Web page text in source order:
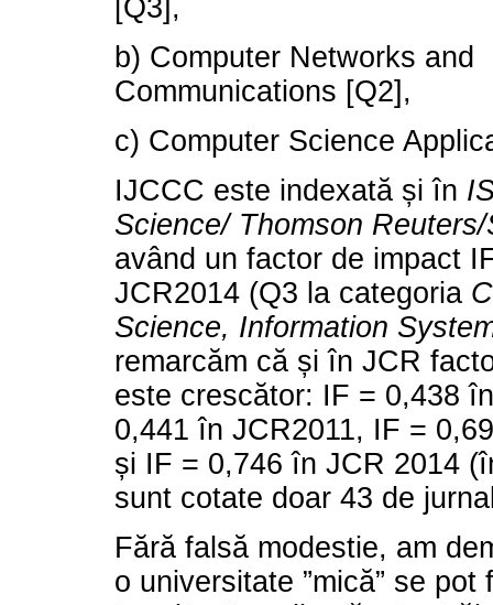
[Q3],
b) Computer Networks and
Communications [Q2],
c) Computer Science
IJCCC este indexată și în
Science/ Thomson
având un factor de impact
JCR2014 (Q3 la categoria
Science, Information
remarcăm că și în JCR
este crescător: IF = 0,438
0,441 în JCR2011, IF =
și IF = 0,746 în JCR 2014
sunt cotate doar 43 de
Fără falsă modestie, am
o universitate ”mică” se pot